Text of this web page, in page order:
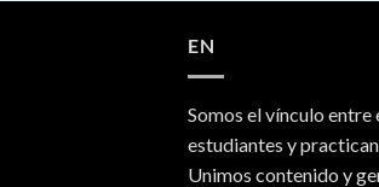
EN
Somos el vínculo entre
estudiantes y
Unimos contenido y